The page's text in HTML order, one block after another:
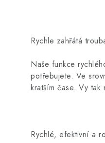
Rychle zahřátá
Naše funkce
potřebujete. Ve
kratším čase. Vy
Rychlé, efektivní a